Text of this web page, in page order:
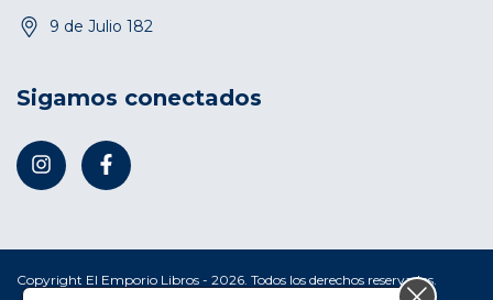
9 de Julio 182
Sigamos conectados
Copyright El Emporio Libros - 2026. Todos los derechos reservados.